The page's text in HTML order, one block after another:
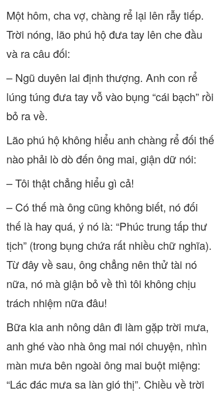
Một hôm, cha vợ, chàng rể lại lên rẫy tiếp.
Trời nóng, lão phú hộ đưa tay lên che đầu
và ra câu đối:
– Ngũ duyên lai định thượng. Anh con rể
lúng túng đưa tay vỗ vào bụng “cái bạch” rồi
bỏ ra về.
Lão phú hộ không hiểu anh chàng rể đối thế
nào phải lò dò đến ông mai, giận dữ nói:
– Tôi thật chẳng hiểu gì cả!
– Có thế mà ông cũng không biết, nó đối
thế là hay quá, ý nó là: “Phúc trung tấp thư
tịch” (trong bụng chứa rất nhiều chữ nghĩa).
Từ đây về sau, ông chẳng nên thử tài nó
nữa, nó mà giận bỏ về thì tôi không chịu
trách nhiệm nữa đâu!
Bữa kia anh nông dân đi làm gặp trời mưa,
anh ghé vào nhà ông mai nói chuyện, nhìn
màn mưa bên ngoài ông mai buột miệng:
“Lác đác mưa sa làn gió thị”. Chiều về trời